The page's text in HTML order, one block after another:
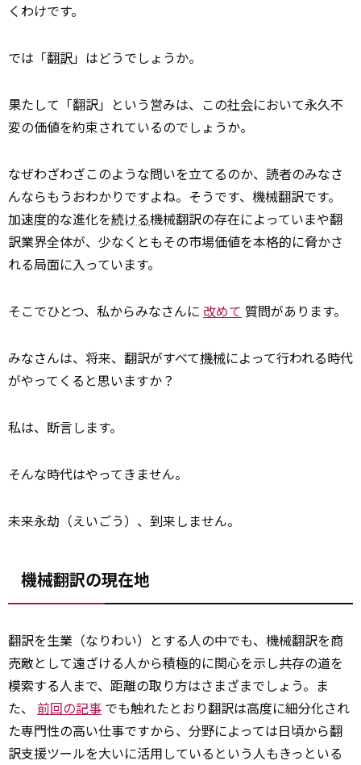
くわけです。
では「翻訳」はどうでしょうか。
果たして「翻訳」という営みは、この社会において永久不
変の価値を約束されているのでしょうか。
なぜわざわざこのような問いを立てるのか、読者のみなさ
んならもうおわかりですよね。そうです、機械翻訳です。
加速度的な進化を続ける機械翻訳の存在によっていまや翻
訳業界全体が、少なくともその市場価値を本格的に脅かさ
れる局面に入っています。
そこでひとつ、私からみなさんに 改めて 質問があります。
みなさんは、将来、翻訳がすべて機械によって行われる時代
がやってくると思いますか？
私は、断言します。
そんな時代はやってきません。
未来永劫（えいごう）、到来しません。
機械翻訳の現在地
翻訳を生業（なりわい）とする人の中でも、機械翻訳を商
売敵として遠ざける人から積極的に関心を示し共存の道を
模索する人まで、距離の取り方はさまざまでしょう。ま
た、 前回の記事 でも触れたとおり翻訳は高度に細分化され
た専門性の高い仕事ですから、分野によっては日頃から翻
訳支援ツールを大いに活用しているという人もきっといる